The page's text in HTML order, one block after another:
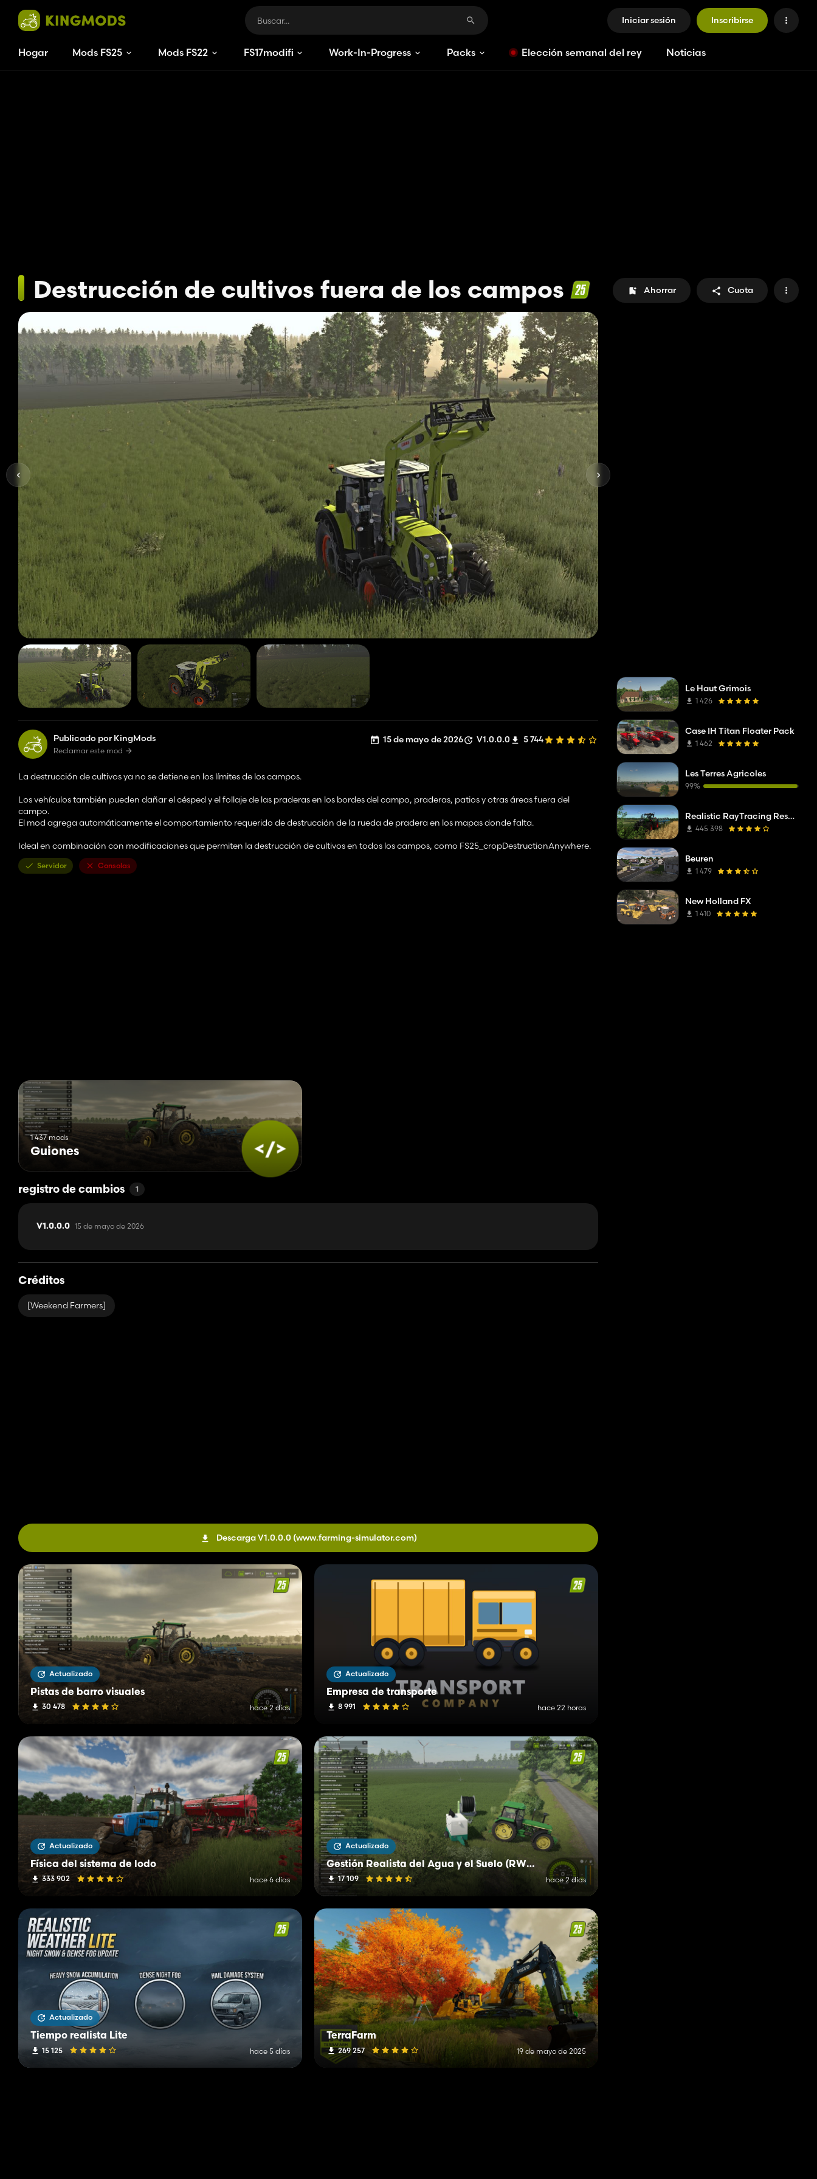
Iniciar sesión Inscribirse
Hogar Mods FS25 Mods FS22 FS17modificacionesWork-In-Progress Packs Elección semanal del rey Noticias
Destrucción de cultivos fuera de los campos Ahorrar Cuota
Publicado por KingMods
Reclamar este mod
15 de mayo de 2026 V1.0.0.0 5 744
La destrucción de cultivos ya no se detiene en los límites de los campos.
Los vehículos también pueden dañar el césped y el follaje de las praderas en los bordes del campo, praderas, patios y otras áreas fuera del
campo.
El mod agrega automáticamente el comportamiento requerido de destrucción de la rueda de pradera en los mapas donde falta.
Ideal en combinación con modificaciones que permiten la destrucción de cultivos en todos los campos, como FS25_cropDestructionAnywhere.
Servidor Consolas
1 437 mods
Guiones
registro de cambios 1
V1.0.0.0 15 de mayo de 2026
Créditos
[Weekend Farmers]
Descarga V1.0.0.0 (www.farming-simulator.com)
Actualizado
Pistas de barro visuales
30 478 hace 2 días
Actualizado
Empresa de transporte
8 991 hace 22 horas
Actualizado
Física del sistema de lodo
333 902 hace 6 días
Actualizado
Gestión Realista del Agua y el Suelo (RWSM)
17 109 hace 2 días
Actualizado
Tiempo realista Lite
15 125 hace 5 días
TerraFarm
269 257 19 de mayo de 2025
Le Haut Grimois
1 426
Case IH Titan Floater Pack
1 462
Les Terres Agricoles
99%
Realistic RayTracing Reshade Preset
445 398
Beuren
1 479
New Holland FX
1 410